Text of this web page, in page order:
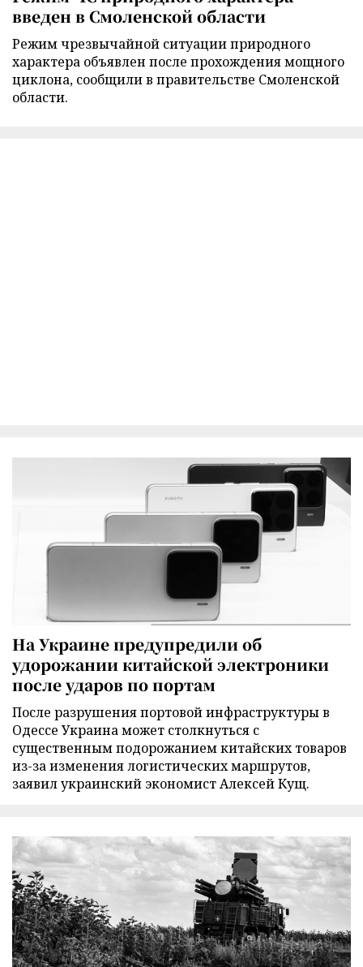
введен в Смоленской области
Режим чрезвычайной ситуации природного
характера объявлен после прохождения мощного
циклона, сообщили в правительстве Смоленской
области.
На Украине предупредили об
удорожании китайской электроники
после ударов по портам
После разрушения портовой инфраструктуры в
Одессе Украина может столкнуться с
существенным подорожанием китайских товаров
из-за изменения логистических маршрутов,
заявил украинский экономист Алексей Кущ.